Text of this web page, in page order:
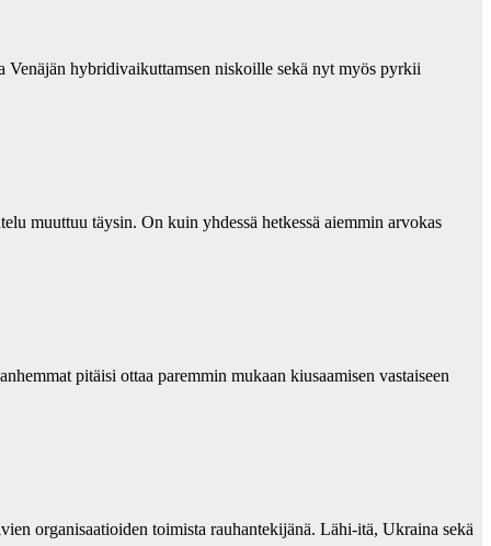
Venäjän hybridivaikuttamsen niskoille sekä nyt myös pyrkii
muuttuu täysin. On kuin yhdessä hetkessä aiemmin arvokas
pitäisi ottaa paremmin mukaan kiusaamisen vastaiseen
organisaatioiden toimista rauhantekijänä. Lähi-itä, Ukraina sekä